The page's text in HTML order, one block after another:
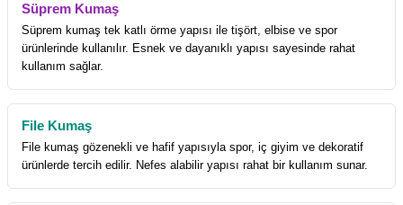
Süprem Kumaş
Süprem kumaş tek katlı örme yapısı ile tişört, elbise ve spor
ürünlerinde kullanılır. Esnek ve dayanıklı yapısı sayesinde rahat
kullanım sağlar.
File Kumaş
File kumaş gözenekli ve hafif yapısıyla spor, iç giyim ve dekoratif
ürünlerde tercih edilir. Nefes alabilir yapısı rahat bir kullanım sunar.